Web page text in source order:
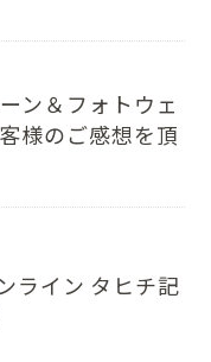
ン＆フォトウェ
様のご感想を頂
ライン タヒチ記